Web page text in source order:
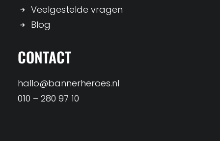
Veelgestelde vragen
Blog
CONTACT
hallo@bannerheroes.nl
010 – 280 97 10